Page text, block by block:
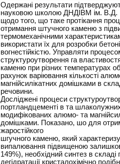
Одержані результати
науковою школою ДНДІВМ ім. В.Д.
щодо того, що таке протікання
отримання штучного каменю з
термомеханічними
використати їх для розробки
вогнестійкістю. Управляти
структуроутворення га
каменю при різних температурах
рахунок варіювання кількості
магнійсилікатних домішками в
речовини.
Досліджені процеси
портландцементі в та
модифікованих алюмо- та
домішками. Показано, шо для
жаростійкого
шгучного каменю, який
випалювання підвищеною
149%), необхідний синтез в складі
дегідратації кристалохімічно